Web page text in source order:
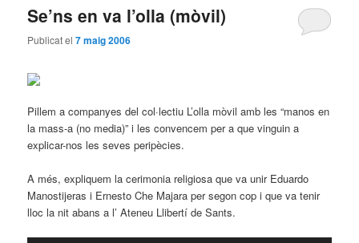
Se’ns en va l’olla (mòvil)
Publicat el7 maig 2006
Pillem a companyes del col·lectiu L’olla mòvil amb les “manos en
la mass-a (no media)” i les convencem per a que vinguin a
explicar-nos les seves peripècies.
A més, expliquem la cerimonia religiosa que va unir Eduardo
Manostijeras i Ernesto Che Majara per segon cop i que va tenir
lloc la nit abans a l’ Ateneu Llibertí de Sants.